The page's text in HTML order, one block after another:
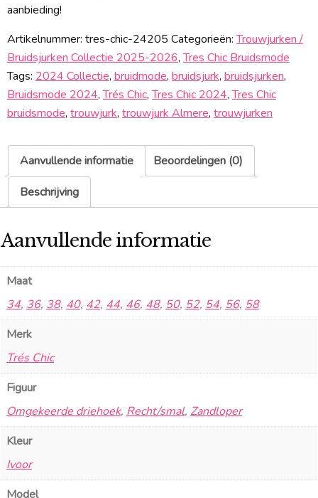
aanbieding!
Artikelnummer: tres-chic-24205 Categorieën:Trouwjurken /
Bruidsjurken Collectie 2025-2026,Tres Chic Bruidsmode
Tags: 2024 Collectie, bruidmode, bruidsjurk, bruidsjurken,
Bruidsmode 2024,Trés Chic,Tres Chic 2024,Tres Chic
bruidsmode, trouwjurk, trouwjurk Almere, trouwjurken
Aanvullende informatie
Beoordelingen (0)
Beschrijving
Aanvullende informatie
Maat
34, 36, 38, 40, 42, 44, 46, 48, 50, 52, 54, 56, 58
Merk
Trés Chic
Figuur
Omgekeerde driehoek, Recht/smal, Zandloper
Kleur
Ivoor
Model